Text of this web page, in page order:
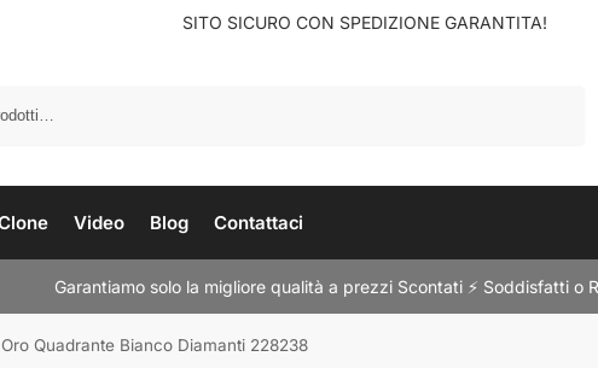
SITO SICURO CON SPEDIZIONE GARANTITA!
Video Blog Contattaci
Garantiamo solo la migliore qualità a prezzi Scontati ⚡ Soddisfatti o
Quadrante Bianco Diamanti 228238